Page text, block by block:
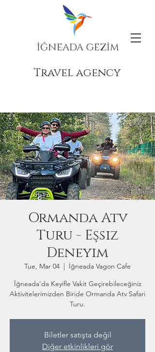
İĞNEADA GEZİM
Travel agency
Ormanda Atv
Turu - Eşsiz
Deneyim
Tue, Mar 04
  |
İğneada Vagon Cafe
İğneada'da Keyifle Vakit Geçirebileceğiniz
Aktivitelerimizden Biride Ormanda Atv Safari
Turu.
Biletler satışta değil
Diğer etkinlikleri gör